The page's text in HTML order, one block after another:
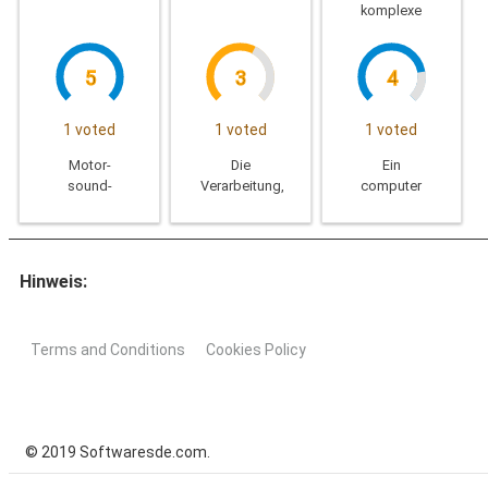
müssen
5
1 voted
Motor-
sound-
gegen eine
tools,
und
3
1 voted
Die
Verarbeitung,
Verarbeitung
alle
komplexe
4
1 voted
Ein
computer
und
Hinweis:
Terms and Conditions Cookies Policy
© 2019 Softwaresde.com.